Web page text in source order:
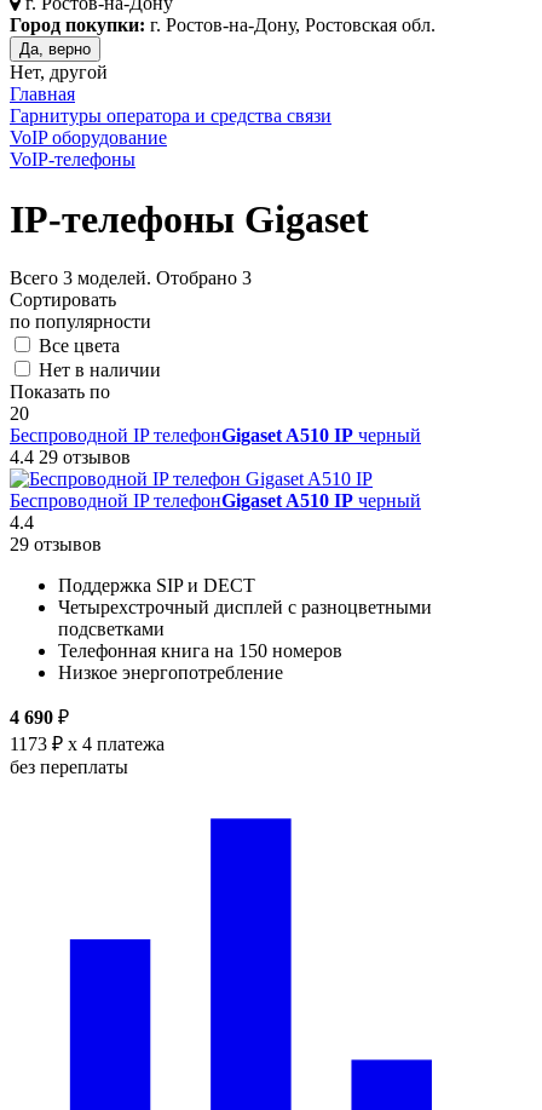
Город покупки: г. Ростов-на-Дону, Ростовская обл.
Да, верно
Нет, другой
Главная
Гарнитуры оператора и средства связи
VoIP оборудование
VoIP-телефоны
IP-телефоны Gigaset
Всего 3 моделей. Отобрано 3
Сортировать
по популярности
Все цвета
Нет в наличии
Показать по
20
Беспроводной IP телефонGigaset A510 IP черный
4.4 29 отзывов
Беспроводной IP телефонGigaset A510 IP черный
4.4
29 отзывов
Поддержка SIP и DECT
Четырехстрочный дисплей с разноцветными
подсветками
Телефонная книга на 150 номеров
Низкое энергопотребление
4 690 ₽
1173 ₽ x 4 платежа
без переплаты